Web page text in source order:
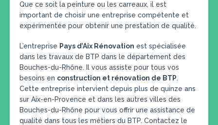
Que ce soit la peinture ou les carreaux, il est
important de choisir une entreprise compétente et
expérimentée pour obtenir une prestation de qualité.
L’entreprise Pays d’Aix Rénovation est spécialisée
dans les travaux de BTP dans le département des
Bouches-du-Rhône. Il vous assiste pour tous vos
besoins en construction et rénovation de BTP.
Cette entreprise intervient depuis plus de quinze ans
sur Aix-en-Provence et dans les autres villes des
Bouches-du-Rhône pour vous offrir une assistance de
qualité dans tous les métiers du BTP. Contactez le